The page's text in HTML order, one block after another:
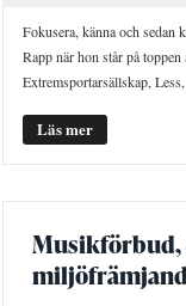
Fokusera, känna och sedan
Rapp när hon står på
Extremsportarsällskap,
Läs mer
Musikförbud,